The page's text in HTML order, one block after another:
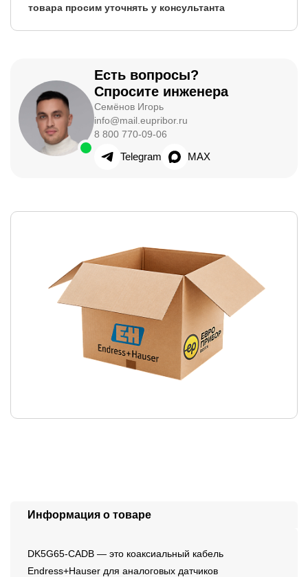
товара просим уточнять у консультанта
Есть вопросы?
Спросите инженера
Семёнов Игорь
info@mail.eupribor.ru
8 800 770-09-06
Telegram MAX
Информация о товаре
DK5G65-CADB — это коаксиальный кабель
Endress+Hauser для аналоговых датчиков